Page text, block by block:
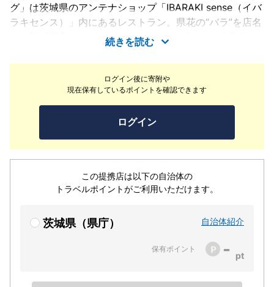
ログイン後に寄附や
現在保有しているポイントを確認できます
ログイン
この提携店は以下の自治体の
トラベルポイントがご利用いただけます。
茨城県（県庁） 自治体紹介
保有ポイント -
グ」は茨城県のアンテナショップ「IBARAKI sense（イバ
ラキセンス）」内にあるレストラン。県花の“バラ”を店名
に、茨城県産のおいしいものをぎゅっと集め、 銘柄牛
「常陸牛」、銘柄豚「常陸の輝き」、冬の絶品「あんこ
う」など名物料理が満載です。ランチタイムは人気の「納
豆御膳」や「あんきもラーメン」。デイナータイムは茨城
づくしのコースや単品料理。県産の石材や木材を使用した
シンプルモダンな和の空間で、茨城三昧のひとときを。
続きを読む